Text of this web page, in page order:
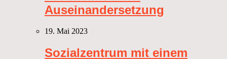
Auseinandersetzung
19. Mai 2023
Sozialzentrum mit einem